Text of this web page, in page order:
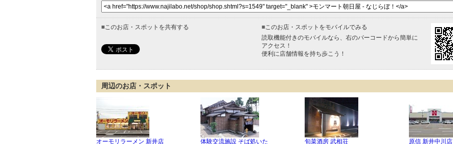
■このお店・スポットを共有する ■このお店・スポットをモバイルでみる
読取機能付きのモバイルなら、右のバーコードから簡単に
アクセス！
便利に店舗情報を持ち歩こう！
周辺のお店・スポット
オーモリラーメン 新井店 体験交流施設 そば処いた 旬菜酒房 武相荘 原信 新井中川店